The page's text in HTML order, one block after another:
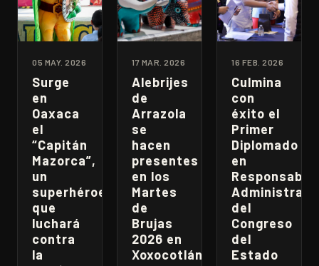
05 MAY. 2026
Surge
en
Oaxaca
el
“Capitán
Mazorca”,
un
superhéroe
que
luchará
contra
la
17 MAR. 2026
Alebrijes
de
Arrazola
se
hacen
presentes
en los
Martes
de
Brujas
2026 en
Xoxocotlán
16 FEB. 2026
Culmina
con
éxito el
Primer
Diplomado
en
del
Congreso
del
Estado